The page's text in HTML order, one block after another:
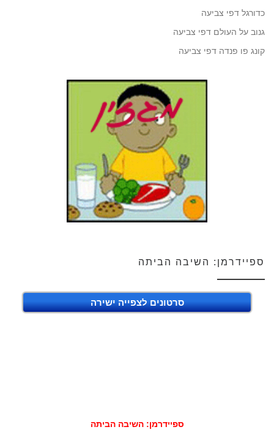
כדורגל דפי צביעה
גנוב על העולם דפי צביעה
קונג פו פנדה דפי צביעה
ספיידרמן: השיבה הביתה
סרטונים לצפייה ישירה
ספיידרמן: השיבה הביתה